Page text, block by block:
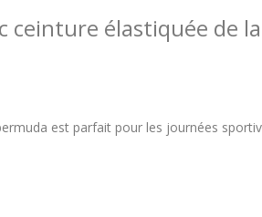
ceinture élastiquée de
est parfait pour les journées